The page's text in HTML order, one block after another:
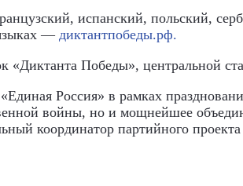
испанский, польский,
—диктантпобеды.рф.
Победы», центральной
Россия» в рамках
войны, но и мощнейшее
координатор партийного